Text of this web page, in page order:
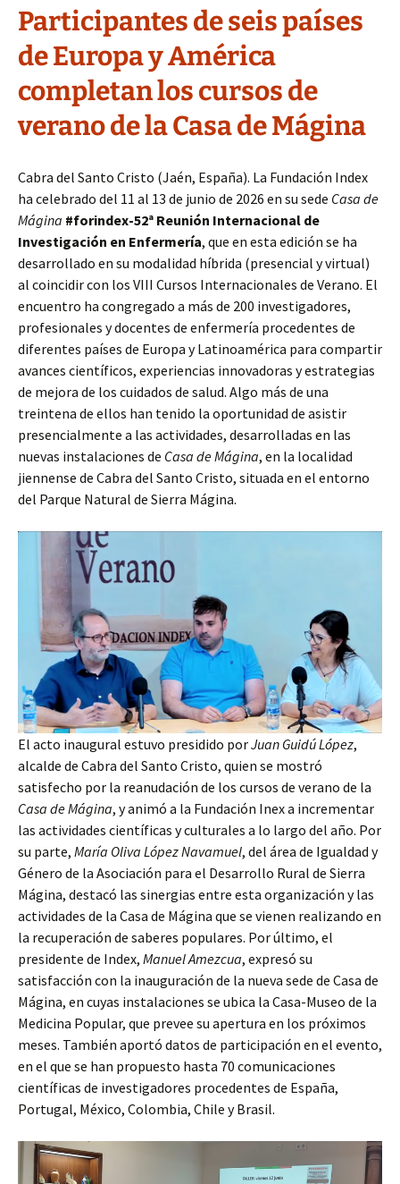
Participantes de seis países
de Europa y América
completan los cursos de
verano de la Casa de Mágina
Cabra del Santo Cristo (Jaén, España). La Fundación Index
ha celebrado del 11 al 13 de junio de 2026 en su sede Casa de
Mágina #forindex-52ª Reunión Internacional de
Investigación en Enfermería, que en esta edición se ha
desarrollado en su modalidad híbrida (presencial y virtual)
al coincidir con los VIII Cursos Internacionales de Verano. El
encuentro ha congregado a más de 200 investigadores,
profesionales y docentes de enfermería procedentes de
diferentes países de Europa y Latinoamérica para compartir
avances científicos, experiencias innovadoras y estrategias
de mejora de los cuidados de salud. Algo más de una
treintena de ellos han tenido la oportunidad de asistir
presencialmente a las actividades, desarrolladas en las
nuevas instalaciones de Casa de Mágina, en la localidad
jiennense de Cabra del Santo Cristo, situada en el entorno
del Parque Natural de Sierra Mágina.
El acto inaugural estuvo presidido porJuan Guidú López,
alcalde de Cabra del Santo Cristo, quien se mostró
satisfecho por la reanudación de los cursos de verano de la
Casa de Mágina, y animó a la Fundación Inex a incrementar
las actividades científicas y culturales a lo largo del año. Por
su parte, María Oliva López Navamuel, del área de Igualdad y
Género de la Asociación para el Desarrollo Rural de Sierra
Mágina, destacó las sinergias entre esta organización y las
actividades de la Casa de Mágina que se vienen realizando en
la recuperación de saberes populares. Por último, el
presidente de Index, Manuel Amezcua, expresó su
satisfacción con la inauguración de la nueva sede de Casa de
Mágina, en cuyas instalaciones se ubica la Casa-Museo de la
Medicina Popular, que prevee su apertura en los próximos
meses. También aportó datos de participación en el evento,
en el que se han propuesto hasta 70 comunicaciones
científicas de investigadores procedentes de España,
Portugal, México, Colombia, Chile y Brasil.